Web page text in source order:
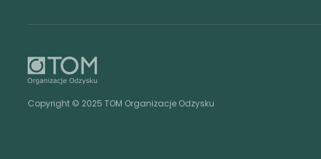
Copyright © 2025 TOM Organizacje Odzysku